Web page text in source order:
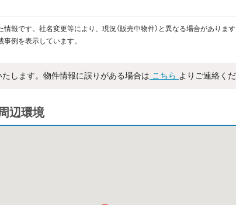
報です。社名変更等により、現況（販売中物件）と異なる場合があります
例を表示しています。
します。物件情報に誤りがある場合は こちら よりご連絡くだ
辺環境